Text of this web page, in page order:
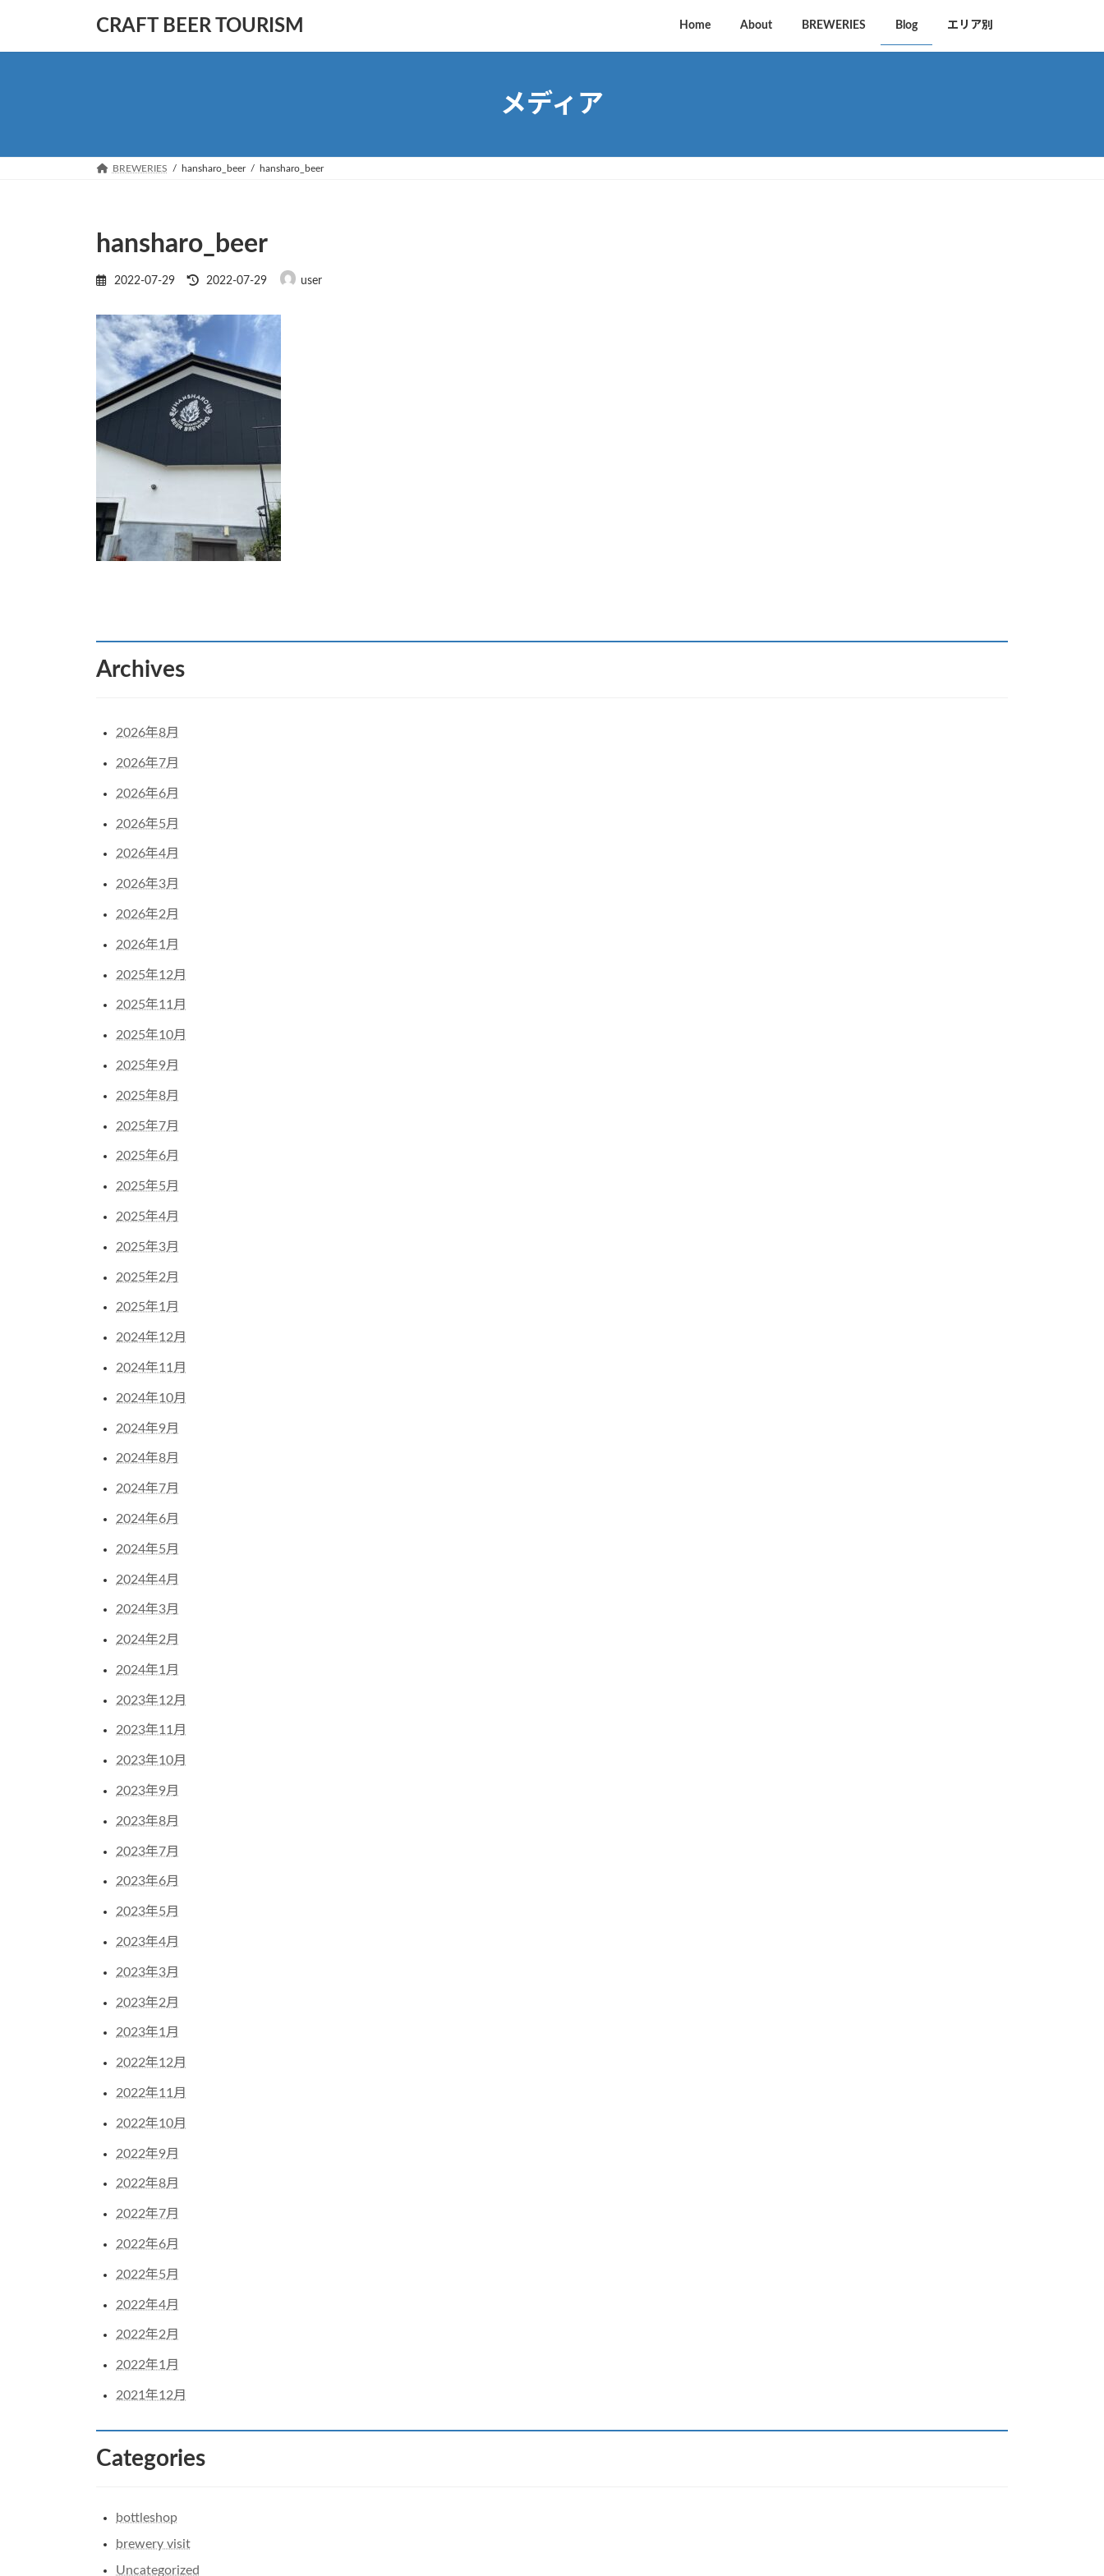
テ
ゲ
CRAFT BEER TOURISM Home About BREWERIES Blog エリア別
メディア
BREWERIES hansharo_beer hansharo_beer
hansharo_beer
2022-07-29
最
時
:
2022-07-29 user
Archives
2026年8月
2026年7月
2026年6月
2026年5月
2026年4月
2026年3月
2026年2月
2026年1月
2025年12月
2025年11月
2025年10月
2025年9月
2025年8月
2025年7月
2025年6月
2025年5月
2025年4月
2025年3月
2025年2月
2025年1月
2024年12月
2024年11月
2024年10月
2024年9月
2024年8月
2024年7月
2024年6月
2024年5月
2024年4月
2024年3月
2024年2月
2024年1月
2023年12月
2023年11月
2023年10月
2023年9月
2023年8月
2023年7月
2023年6月
2023年5月
2023年4月
2023年3月
2023年2月
2023年1月
2022年12月
2022年11月
2022年10月
2022年9月
2022年8月
2022年7月
2022年6月
2022年5月
2022年4月
2022年2月
2022年1月
2021年12月
Categories
bottleshop
brewery visit
Uncategorized